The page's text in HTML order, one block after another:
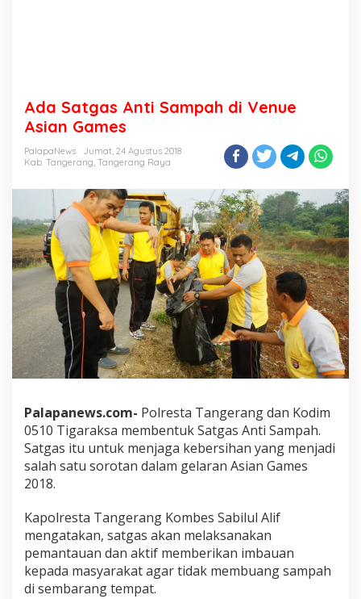
Ada Satgas Anti Sampah di Venue
Asian Games
PalapaNews
Jumat, 24 Agustus 2018
Kab. Tangerang, Tangerang Raya
Palapanews.com- Polresta Tangerang dan Kodim
0510 Tigaraksa membentuk Satgas Anti Sampah.
Satgas itu untuk menjaga kebersihan yang menjadi
salah satu sorotan dalam gelaran Asian Games
2018.
Kapolresta Tangerang Kombes Sabilul Alif
mengatakan, satgas akan melaksanakan
pemantauan dan aktif memberikan imbauan
kepada masyarakat agar tidak membuang sampah
di sembarang tempat.